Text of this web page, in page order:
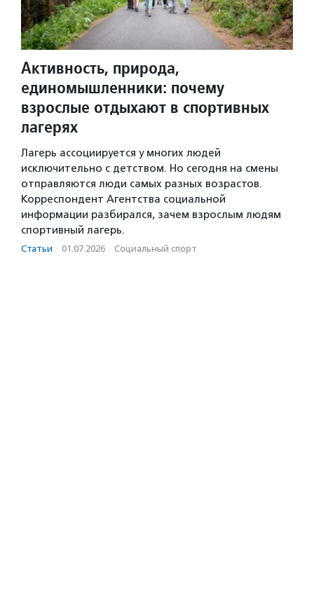
Активность, природа,
единомышленники: почему
взрослые отдыхают в спортивных
лагерях
Лагерь ассоциируется у многих людей
исключительно с детством. Но сегодня на смены
отправляются люди самых разных возрастов.
Корреспондент Агентства социальной
информации разбирался, зачем взрослым людям
спортивный лагерь.
Статьи · 01.07.2026 · Социальный спорт